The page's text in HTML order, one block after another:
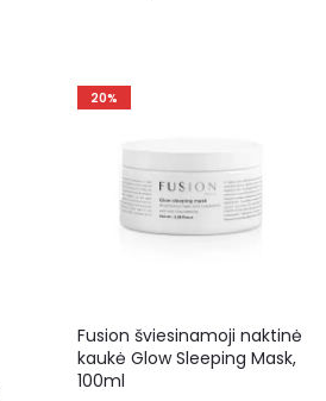
20%
Fusion šviesinamoji naktinė
kaukė Glow Sleeping Mask,
100ml